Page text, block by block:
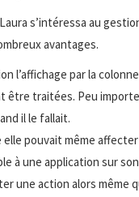
s’intéressa au
avantages.
l’affichage par la
être traitées. Peu
il le fallait.
elle pouvait même
à une application sur
une action alors même